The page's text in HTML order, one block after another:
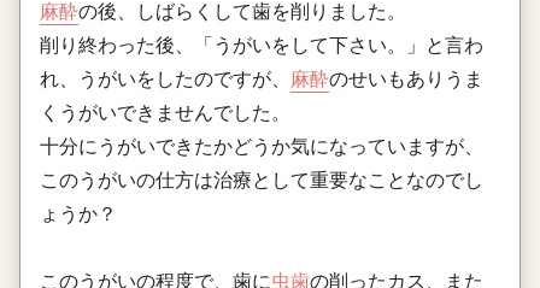
麻酔の後、しばらくして歯を削りました。
削り終わった後、「うがいをして下さい。」と言わ
れ、うがいをしたのですが、 麻酔のせいもありうま
くうがいできませんでした。
十分にうがいできたかどうか気になっていますが、
このうがいの仕方は治療として重要なことなのでし
ょうか？
このうがいの程度で、歯に虫歯の削ったカス、また